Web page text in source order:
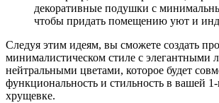
декоративные подушки с
чтобы придать помещению уют и
Следуя этим идеям, вы сможете создать
минималистическом стиле с элегантными
нейтральными цветами, которое будет
функциональность и стильность в вашей
хрущевке.